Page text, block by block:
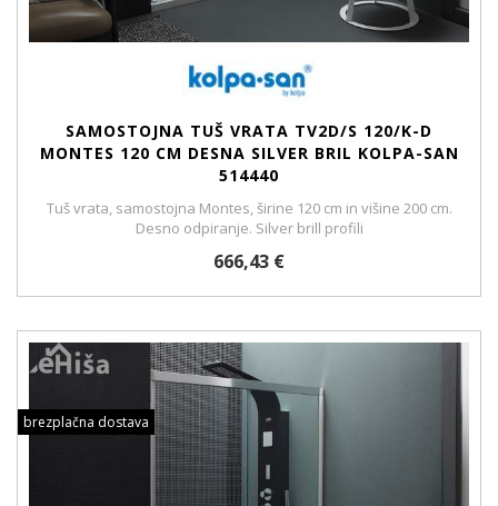
SAMOSTOJNA TUŠ VRATA TV2D/S 120/K-D
MONTES 120 CM DESNA SILVER BRIL KOLPA-SAN
514440
Tuš vrata, samostojna Montes, širine 120 cm in višine 200 cm.
Desno odpiranje. Silver brill profili
666,43 €
brezplačna dostava